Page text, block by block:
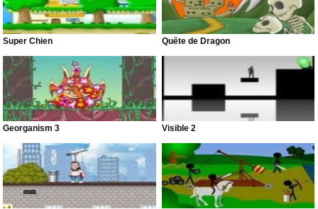
Super Chien Quête de Dragon
Georganism 3 Visible 2